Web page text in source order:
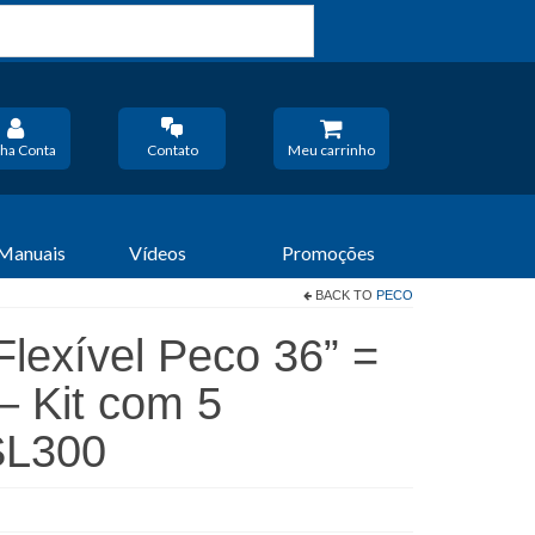
Conta Contato Meu carrinho
Vídeos Promoções
BACK TO PECO
Peco 36” =
Kit com 5